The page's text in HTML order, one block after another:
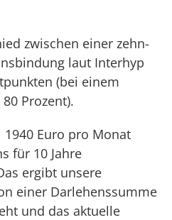
zwischen einer zehn-
laut Interhyp
(bei einem
Prozent).
Euro pro Monat
für 10 Jahre
ergibt unsere
einer Darlehenssumme
und das aktuelle